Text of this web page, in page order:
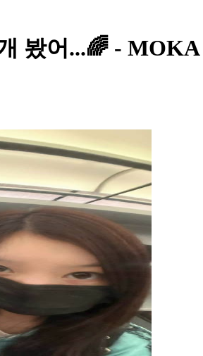
봤어...🌈 - MOKA